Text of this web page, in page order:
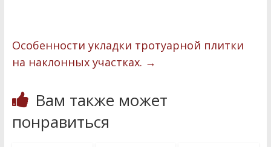
и
ь
Особенности укладки тротуарной плитки
на наклонных участках. →
Вам также может
понравиться